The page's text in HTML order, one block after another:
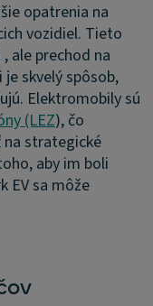
opatrenia na
vozidiel. Tieto
ale prechod na
skvelý spôsob,
Elektromobily sú
(LEZ), čo
na strategické
aby im boli
EV sa môže